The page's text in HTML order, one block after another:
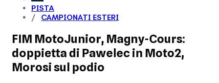
PISTA
CAMPIONATI ESTERI
FIM MotoJunior, Magny-Cours:
doppietta di Pawelec in Moto2,
Morosi sul podio